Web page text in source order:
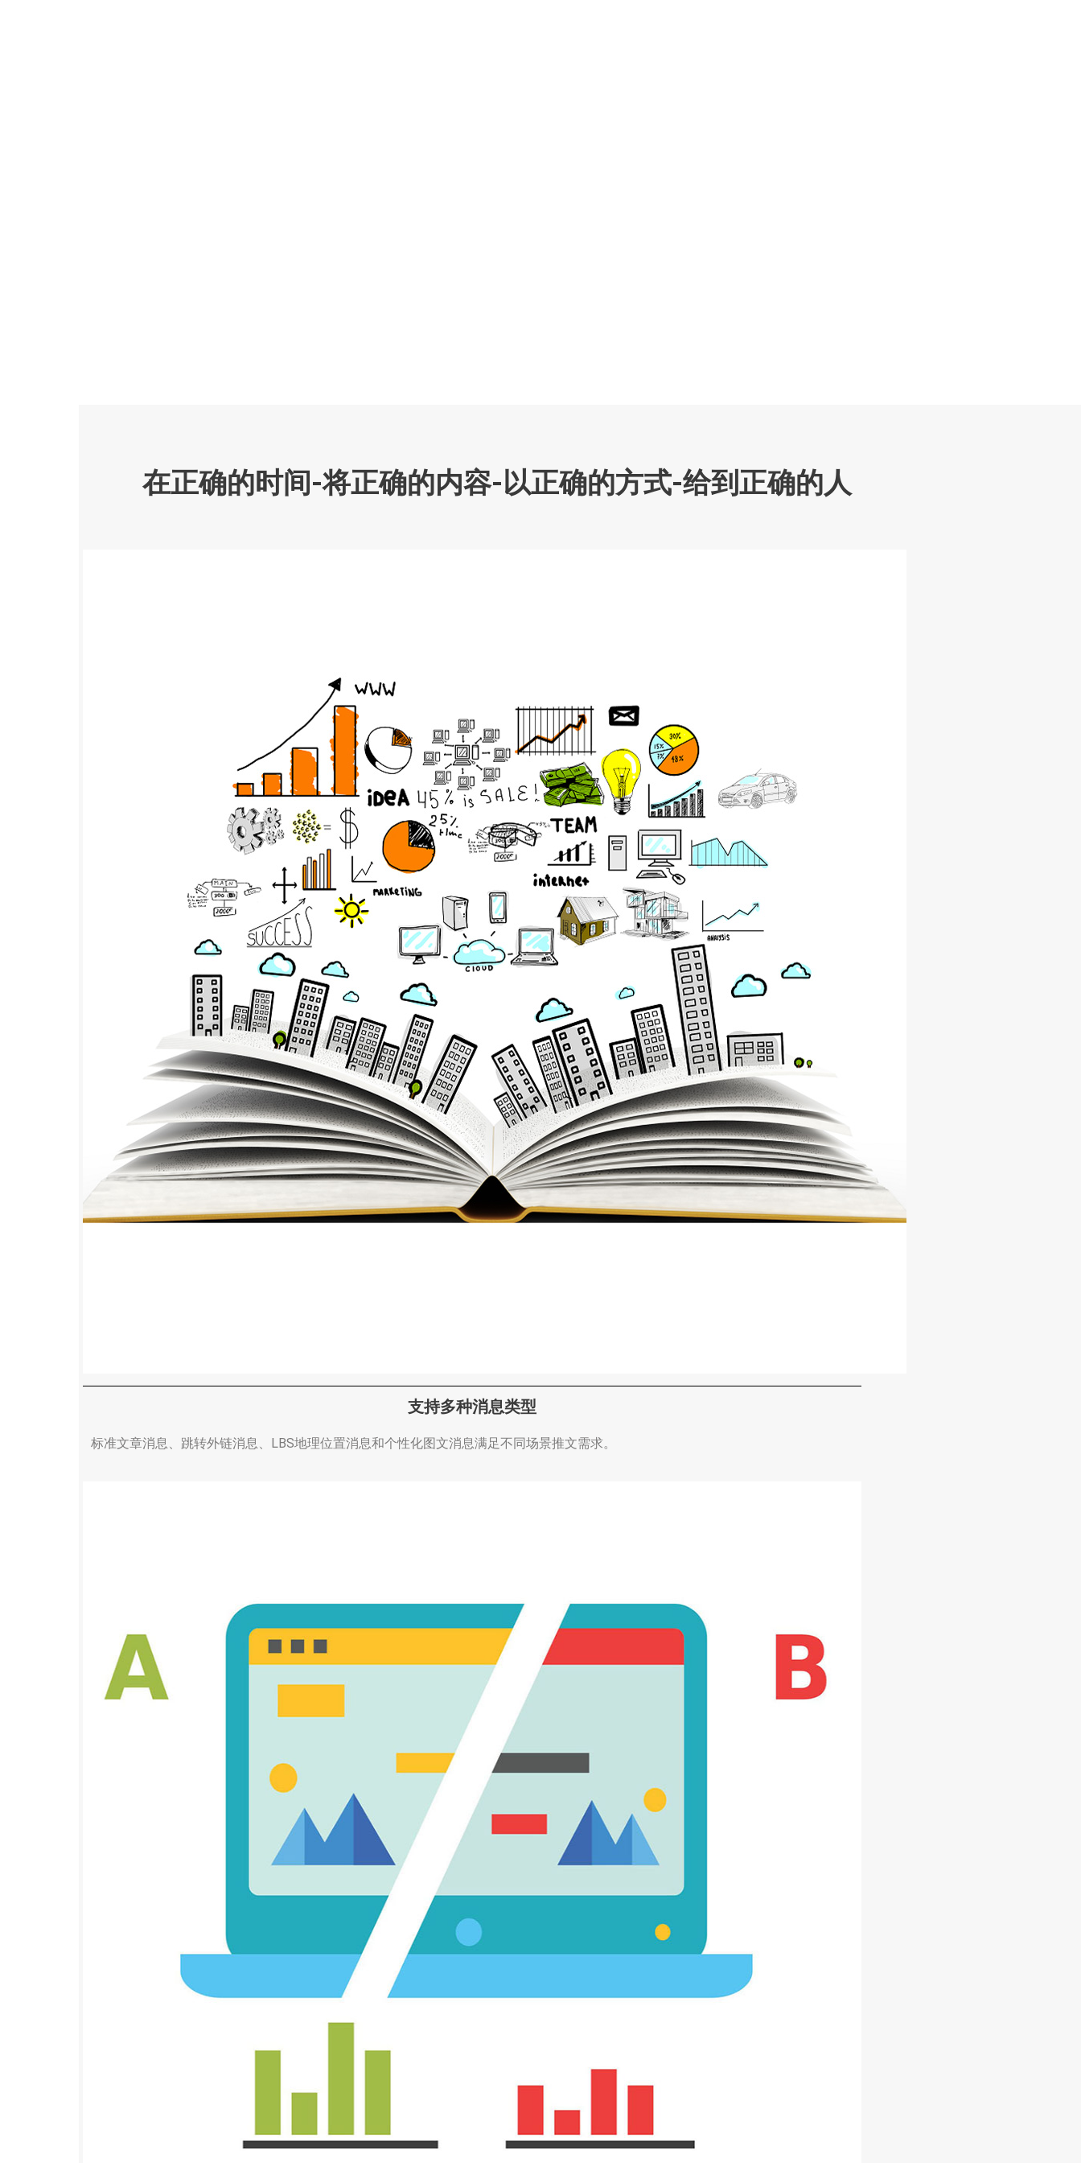
在正确的时间-将正确的内容-以正确的方式-给到正确的人
支持多种消息类型
标准文章消息、跳转外链消息、LBS地理位置消息和个性化图文消息满足不同场景推文需求。